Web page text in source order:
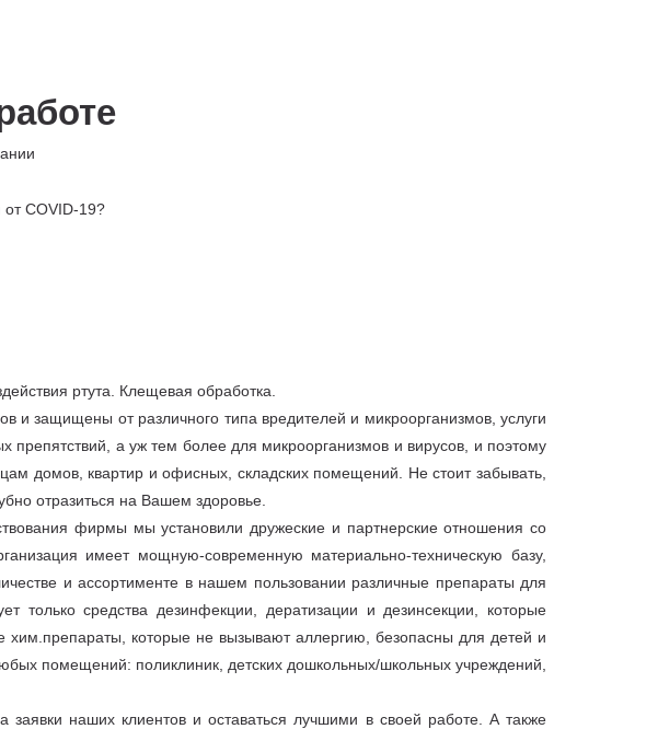
COVID-19?
ртута. Клещевая обработка.
и защищены от различного типа вредителей и микроорганизмов, услуги
а уж тем более для микроорганизмов и вирусов, и поэтому
домов, квартир и офисных, складских помещений. Не стоит забывать,
отразиться на Вашем здоровье.
фирмы мы установили дружеские и партнерские отношения со
имеет мощную-современную материально-техническую базу,
и ассортименте в нашем пользовании различные препараты для
только средства дезинфекции, дератизации и дезинсекции, которые
хим.препараты, которые не вызывают аллергию, безопасны для детей и
помещений: поликлиник, детских дошкольных/школьных учреждений,
заявки наших клиентов и оставаться лучшими в своей работе. А также